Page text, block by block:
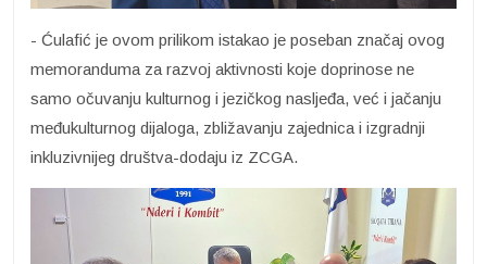
- Ćulafić je ovom prilikom istakao je poseban značaj ovog
memoranduma za razvoj aktivnosti koje doprinose ne
samo očuvanju kulturnog i jezičkog nasljeđa, već i jačanju
međukulturnog dijaloga, zbližavanju zajednica i izgradnji
inkluzivnijeg društva-dodaju iz ZCGA.